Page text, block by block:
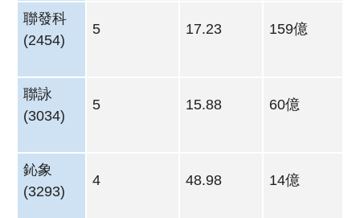
聯發科
(2454)
5 17.23 159億
聯詠
(3034)
5 15.88 60億
鈊象
(3293)
4 48.98 14億